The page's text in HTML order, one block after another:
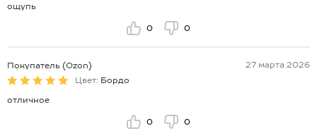
ощупь
0 0
Покупатель (Ozon)
27 марта 2026
Цвет: Бордо
отличное
0 0